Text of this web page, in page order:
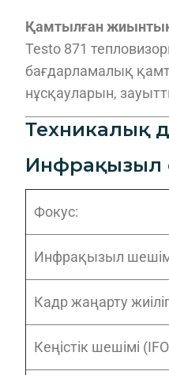
Қамтылған
Testo 871
бағдарламалық
нұсқауларын,
Техникалық
Инфрақызыл
Фокус:
Инфрақызыл
Кадр жаңарту
Кеңістік шешімі